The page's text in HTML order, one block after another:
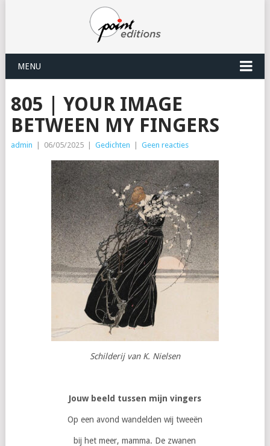
MENU
805 | YOUR IMAGE
BETWEEN MY FINGERS
admin 06/05/2025 Gedichten Geen reacties
Schilderij van K. Nielsen
Jouw beeld tussen mijn vingers
Op een avond wandelden wij tweeën
bij het meer, mamma. De zwanen